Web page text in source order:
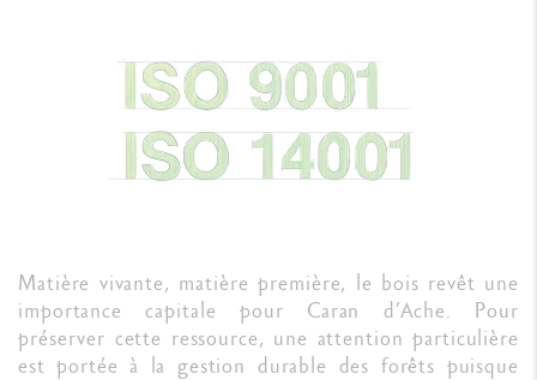
Matière vivante, matière première, le bois revêt une
importance capitale pour Caran d’Ache. Pour
préserver cette ressource, une attention particulière
est portée à la gestion durable des forêts puisque